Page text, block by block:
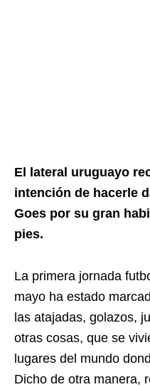
El lateral uruguayo
intención de hacerle
Goes por su gran
pies.
La primera jornada
mayo ha estado
las atajadas, golazos,
otras cosas, que se
lugares del mundo
Dicho de otra manera,